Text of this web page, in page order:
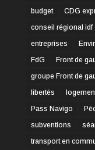
budget
CDG
conseil régional idf
entreprises
FdG
Front de
groupe Front de
libertés
Pass Navigo
subventions
transport en